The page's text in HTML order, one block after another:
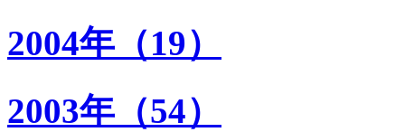
2004年（19）
2003年（54）